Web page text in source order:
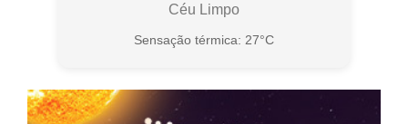
Céu Limpo
Sensação térmica: 27°C